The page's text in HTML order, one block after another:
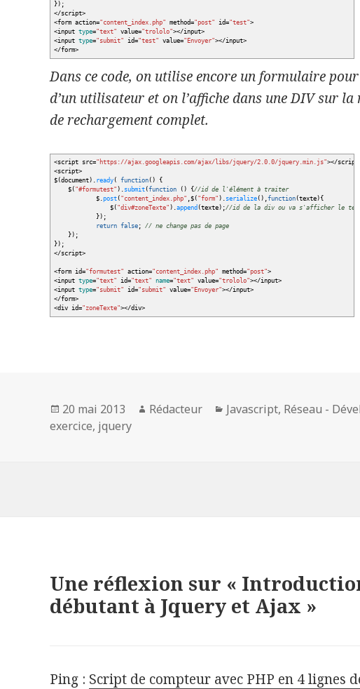
}) ;
</script>
<form action="content_index.php" method="post" id="test">
<inputtype="text" value="trololo"></input>
<inputtype="submit" id="test" value="Envoyer"></input>
</form>
Dans ce code, on utilise encore un formulaire
d’un utilisateur et on l’affiche dans une DIV sur la
de rechargement complet.
<script src="https://ajax.googleapis.com/ajax/libs/jquery/2.0.0/jquery.min.js"></script
<script>
$ (document) . ready ( function ( )
{
$ ( "#formutest" ) . submit (function ( ) {//id de l'élément à traiter
$.post ( "content_index.php" ,$ ( "form" ) . serialize ( ) ,function (texte) {
$ ( "div#zoneTexte" ) .append (texte) ;//id de la div ou va s'afficher le
}) ;
return false ;// ne change pas de page
}) ;
}) ;
</script>
<form id="formutest" action="content_index.php" method="post">
<inputtype="text" id="text" name="text" value="trololo"></input>
<inputtype="submit" id="submit" value="Envoyer"></input>
</form>
<div id="zoneTexte"></div>
Publié
le
20 mai 2013 Auteur
Rédacteur Catégories
Javascript, Réseau -
exercice, jquery
Une réflexion sur «
débutant à Jquery et Ajax »
Ping : Script de compteur avec PHP en 4 lignes